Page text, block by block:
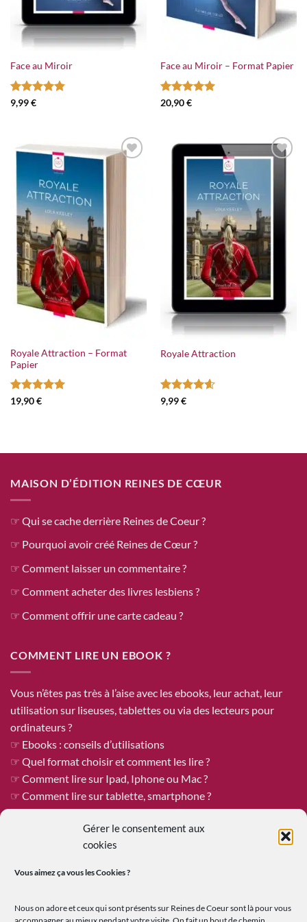
Gérer le consentement aux
cookies
Vous aimez ça vous lesCookies ?
Nous on adore et ceux qui sont présents sur Reines de Coeur sont là pour vous
Face au Miroir
Note
9,99€
Face au Miroir – Format Papier
Note5
20,90€
Royale Attraction – Format
Papier
Note5
19,90€
Royale Attraction
Note
9,99€
MAISON D’ÉDITION REINES DE CŒUR
☞ Qui se cache derrière Reines de Coeur ?
☞ Pourquoi avoir créé Reines de Cœur ?
☞ Comment laisser un commentaire ?
☞ Comment acheter des livres lesbiens ?
☞ Comment offrir une carte cadeau ?
COMMENT LIRE UN EBOOK ?
Vous n’êtes pas très à l’aise avec les ebooks, leur achat, leur
utilisation sur liseuses, tablettes ou via des lecteurs pour
ordinateurs ?
☞ Ebooks : conseils d’utilisations
☞ Quel format choisir et comment les lire ?
☞ Comment lire sur Ipad, Iphone ou Mac ?
☞ Comment lire sur tablette, smartphone ?
☞ Comment mettre un livre sur ma liseuse ?
publier !